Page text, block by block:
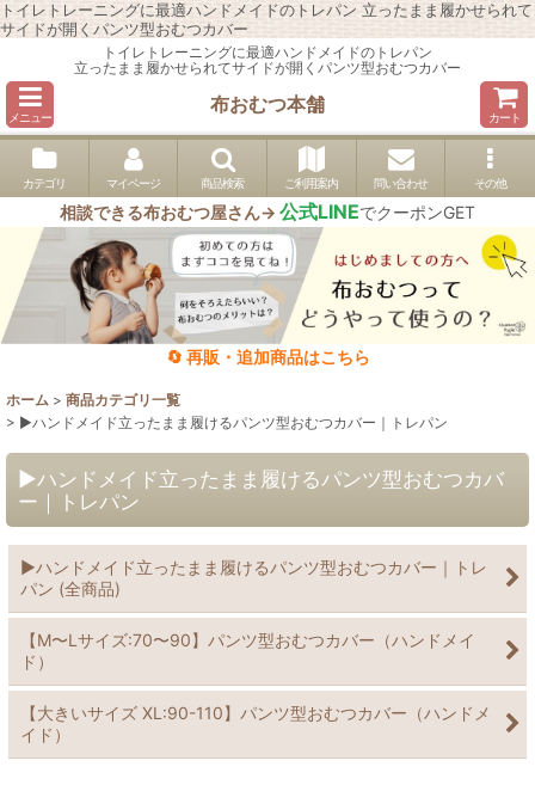
トイレトレーニングに最適ハンドメイドのトレパン 立ったまま履かせられて
サイドが開くパンツ型おむつカバー
トイレトレーニングに最適ハンドメイドのトレパン
立ったまま履かせられてサイドが開くパンツ型おむつカバー
メニュー
布おむつ本舗
カート
カテゴリ マイページ 商品検索 ご利用案内 問い合わせ その他
相談できる布おむつ屋さん→ 公式LINEでクーポンGET
🔄 再販・追加商品はこちら
ホーム > 商品カテゴリ一覧
> ▶︎ハンドメイド立ったまま履けるパンツ型おむつカバー｜トレパン
▶︎ハンドメイド立ったまま履けるパンツ型おむつカバ
ー｜トレパン
▶︎ハンドメイド立ったまま履けるパンツ型おむつカバー｜トレ
パン (全商品)
【M〜Lサイズ:70〜90】パンツ型おむつカバー（ハンドメイ
ド）
【大きいサイズ XL:90-110】パンツ型おむつカバー（ハンドメ
イド）